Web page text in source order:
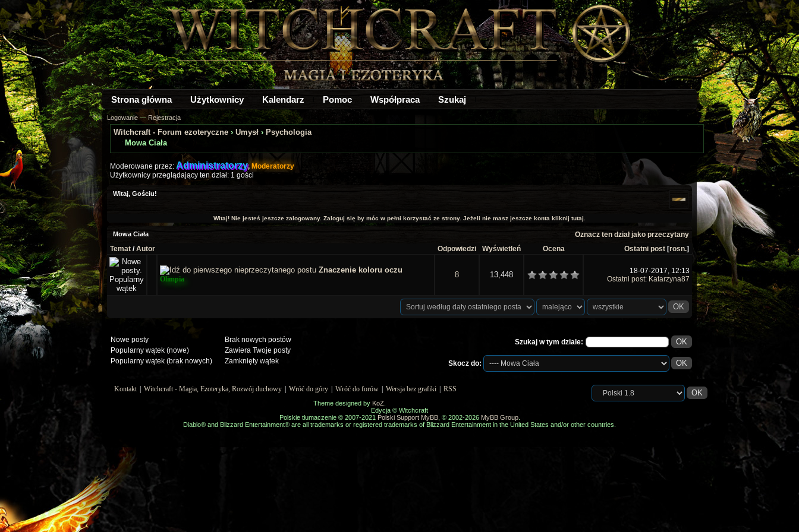
Strona główna Użytkownicy Kalendarz Pomoc Współpraca Szukaj
Logowanie — Rejestracja
Witchcraft - Forum ezoteryczne › Umysł › Psychologia
Mowa Ciała
Moderowane przez: Administratorzy, Moderatorzy
Użytkownicy przeglądający ten dział: 1 gości
Witaj, Gościu!
Witaj! Nie jesteś jeszcze zalogowany. Zaloguj się by móc w pełni korzystać ze strony. Jeżeli nie masz jeszcze konta kliknij tutaj.
Oznacz ten dział jako przeczytany
Mowa Ciała
Temat /Autor Odpowiedzi Wyświetleń Ocena Ostatni post [rosn.]
Znaczenie koloru oczu
Olimpia 8 13,448
0 głosów - średnia ocena: 0 na 5 gwiazdek
1 2345
18-07-2017, 12:13
Ostatni post: Katarzyna87
Nowe posty
Popularny wątek (nowe)
Popularny wątek (brak nowych)
Brak nowych postów
Zawiera Twoje posty
Zamknięty wątek
Szukaj w tym dziale:
Skocz do:
Kontakt Witchcraft - Magia, Ezoteryka, Rozwój duchowy Wróć do góry Wróć do forów Wersja bez grafiki RSS
Theme designed by KoZ
Edycja © Witchcraft
Polskie tłumaczenie © 2007-2021 Polski Support MyBB, © 2002-2026 MyBB Group.
Diablo® and Blizzard Entertainment® are all trademarks or registered trademarks of Blizzard Entertainment in the United States and/or other countries.